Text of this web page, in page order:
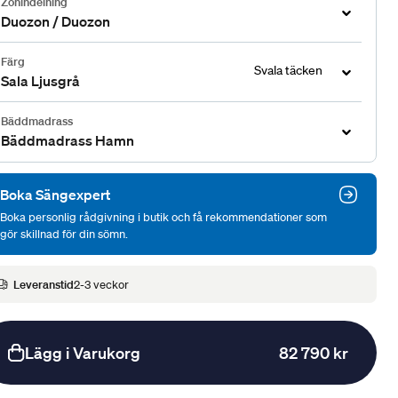
Svala täcken
Duozon / Duozon
Färg
Sala Ljusgrå
Bäddmadrass
Bäddmadrass Hamn
Boka Sängexpert
Boka personlig rådgivning i butik och få rekommendationer som
gör skillnad för din sömn.
Leveranstid2-3 veckor
Lägg i Varukorg 82 790 kr